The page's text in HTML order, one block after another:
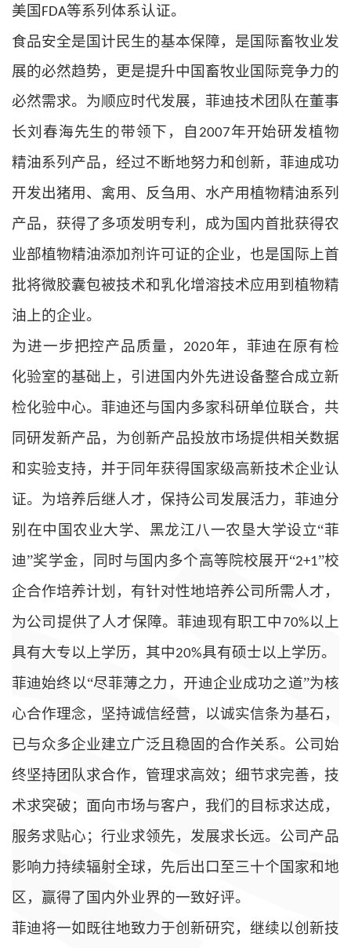
美国 FDA等系列体系认证。
食品安全是国计民生的基本保障，是国际畜牧业发
展的必然趋势，更是提升中国畜牧业国际竞争力的
必然需求。 为顺应时代发展，菲迪技术团队在董事
长刘春海先生的带领下，自 2007年开始研发植物
精油系列产品，经过不断地努力和创新， 菲迪成功
开发出猪用、禽用、反刍用、水产用植物精油系列
产品，获得了多项发明专利，成为国内首批获得农
业部植物精油添加剂许可证的企业，也是国际上首
批将微胶囊包被技术和乳化增溶技术应用到植物精
油上的企业。
为进一步把控产品质量， 2020年， 菲迪在原有检
化验室的基础上 ，引进国内外先进设备整合成立新
检化验中心。菲迪还与国内多家科研单位联合，共
同研发新产品，为创新产品投放市场提供相关数据
和实验支持，并于同年获得国家级高新技术企业认
证。 为培养后继人才，保持公司发展活力，菲迪分
别在中国农业大学、黑龙江八一农垦大学设立“菲
迪”奖学金，
同时与国内多个高等院校展开“2+1”校
企合作培养计划，有针对性地培养公司所需人才，
为公司提供了人才保障。菲迪现有职工中 70%以上
具有大专以上学历，其中20%具有硕士以上学历。
菲迪始终以“尽菲薄之力，开迪企业成功之道”为核
心合作理念，坚持诚信经营，以诚实信条为基石，
已与众多企业建立广泛且稳固的合作关系。 公司始
终坚持团队求合作，管理求高效；细节求完善，技
术求突破；面向市场与客户，我们的目标求达成，
服务求贴心；行业求领先，发展求长远。 公司产品
影响力持续辐射全球，先后出口至三十个国家和地
区，赢得了国内外业界的一致好评。
菲迪将一如既往地致力于创新研究，继续以创新技